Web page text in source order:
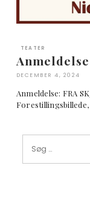
TEATER
DECEMBER 4, 2024
Anmeldelse: